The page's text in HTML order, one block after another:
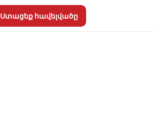
Ստացեք հավելվածը